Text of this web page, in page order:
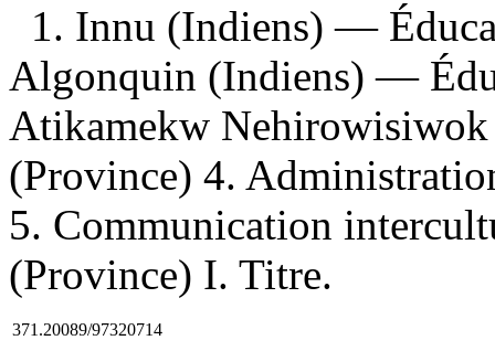
1. Innu (Indiens) —
Algonquin (Indiens) —
Atikamekw
(Province) 4.
5. Communication
(Province) I. Titre.
371.20089/97320714